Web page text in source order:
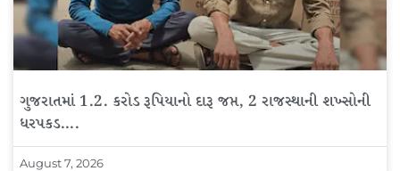
ગુજરાતમાં 1.2. કરોડ રૂપિયાનો દારૂ જપ્ત, 2 રાજસ્થાની શખ્સોની
ધરપકડ….
August 7, 2026